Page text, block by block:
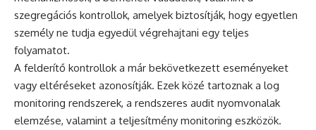
szegregációs kontrollok, amelyek biztosítják, hogy egyetlen
személy ne tudja egyedül végrehajtani egy teljes
folyamatot.
A felderítő kontrollok a már bekövetkezett eseményeket
vagy eltéréseket azonosítják. Ezek közé tartoznak a log
monitoring rendszerek, a rendszeres audit nyomvonalak
elemzése, valamint a teljesítmény monitoring eszközök.